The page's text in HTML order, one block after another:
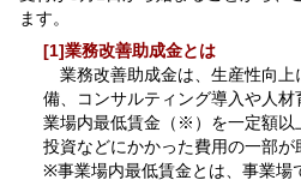
ます。
[1]業務改善助成金とは
業務改善助成金は、生産性向上
備、コンサルティング導入や人
業場内最低賃金（※）を一定額以
投資などにかかった費用の一部が
※事業場内最低賃金とは、事業場